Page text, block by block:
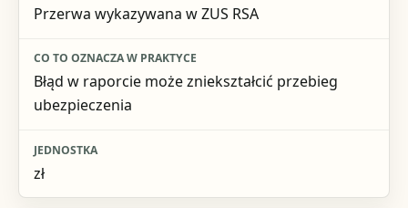
Przerwa wykazywana w ZUS RSA
Błąd w raporcie może zniekształcić przebieg
ubezpieczenia
zł